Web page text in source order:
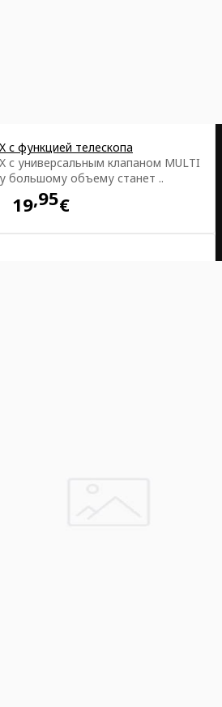
с функцией телескопа
с универсальным клапаном MULTI
большому объему станет ..
19 95€